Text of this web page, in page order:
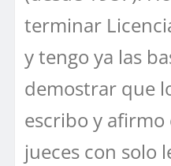
terminar
y tengo ya las
demostrar que
escribo y afirmo
jueces con solo